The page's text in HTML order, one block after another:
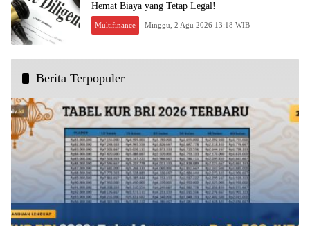
Hemat Biaya yang Tetap Legal!
Multifinance Minggu, 2 Agu 2026 13:18 WIB
Berita Terpopuler